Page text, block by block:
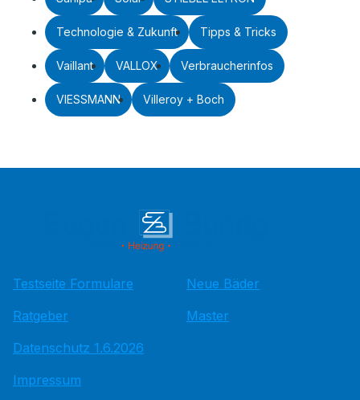
Technologie & Zukunft Tipps & Tricks
Vaillant VALLOX Verbraucherinfos
VIESSMANN Villeroy + Boch
Testseite Formulare
Ratgeber
Datenschutz 1.6.2026
Impressum
Neue Bäder
Master